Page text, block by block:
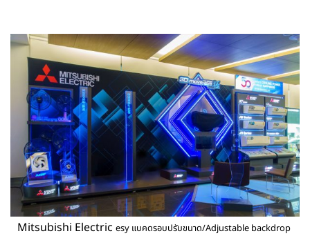
Mitsubishi Electric esy แบคดรอบปรับขนาด/Adjustable backdrop